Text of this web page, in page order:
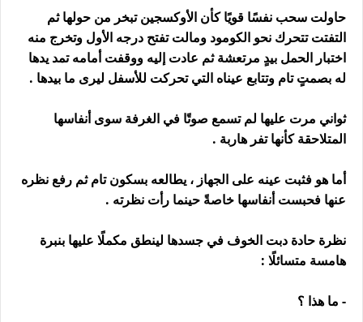
حاولت سحب نفسًا قويًا كأن الأوكسجين تبخر من حولها ثم
التفتت تتحرك نحو الكومود ومالت تفتح درجه الأول وتخرج منه
اختبار الحمل بيدٍ مرتعشة ثم عادت إليه ووقفت أمامه تمد يدها
له بصمتٍ تام وتتابع عيناه التي تحركت للأسفل ليرى ما بيدها .
ثواني مرت عليها لم تسمع صوتًا في الغرفة سوى أنفاسها
المتلاحقة كأنها تفر هاربة .
أما هو فثبت عينه على الجهاز ، يطالعه بسكون تام ثم رفع نظره
عنها فحبست أنفاسها خاصةً حينما رأت نظرته .
نظرة حادة دبت الخوف في جسدها لينطق مكملًا عليها بنبرة
هامسة متسائلًا :
- ما هذا ؟